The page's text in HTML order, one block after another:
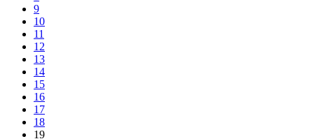
9
10
11
12
13
14
15
16
17
18
19